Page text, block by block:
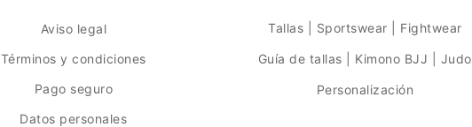
Aviso legal
Términos y condiciones
Pago seguro
Datos personales
Tallas | Sportswear | Fightwear
Guía de tallas | Kimono BJJ | Judo
Personalización